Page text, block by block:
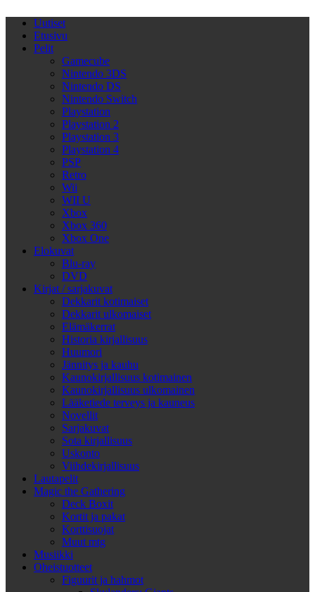
Uutiset
Etusivu
Pelit
Gamecube
Nintendo 3DS
Nintendo DS
Nintendo Switch
Playstation
Playstation 2
Playstation 3
Playstation 4
PSP
Retro
Wii
WII U
Xbox
Xbox 360
Xbox One
Elokuvat
Blu-ray
DVD
Kirjat / sarjakuvat
Dekkarit kotimaiset
Dekkarit ulkomaiset
Elämäkerrat
Historia kirjallisuus
Huumori
Jännitys ja kauhu
Kaunokirjallisuus kotimainen
Kaunokirjallisuus ulkomainen
Lääketiede terveys ja kauneus
Novellit
Sarjakuvat
Sota kirjallisuus
Uskonto
Viihdekirjallisuus
Lautapelit
Magic the Gathering
Deck Boxit
Kortit ja pakat
Korttisuojat
Muut mtg
Musiikki
Oheistuotteet
Figuurit ja hahmot